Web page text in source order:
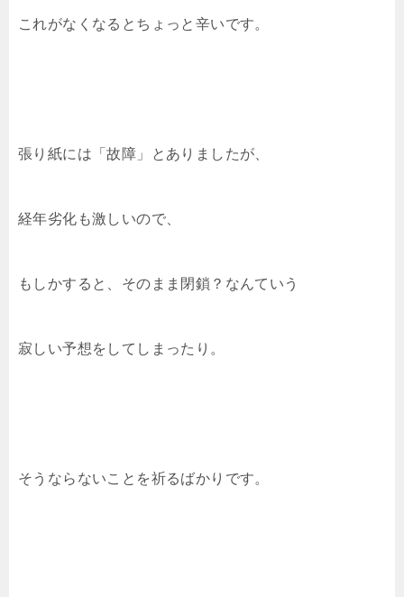
これがなくなるとちょっと辛いです。
張り紙には「故障」とありましたが、
経年劣化も激しいので、
もしかすると、そのまま閉鎖？なんていう
寂しい予想をしてしまったり。
そうならないことを祈るばかりです。